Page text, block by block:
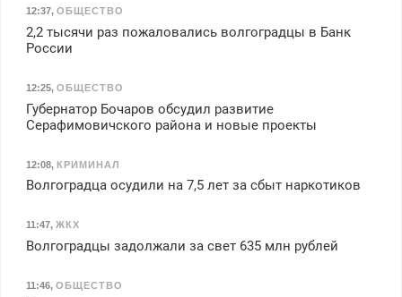
12:37, ОБЩЕСТВО
2,2 тысячи раз пожаловались волгоградцы в Банк
России
12:25, ОБЩЕСТВО
Губернатор Бочаров обсудил развитие
Серафимовичского района и новые проекты
12:08, КРИМИНАЛ
Волгоградца осудили на 7,5 лет за сбыт наркотиков
11:47, ЖКХ
Волгоградцы задолжали за свет 635 млн рублей
11:46, ОБЩЕСТВО